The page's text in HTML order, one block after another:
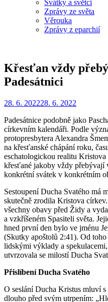
Svátky a světci
Zprávy ze světa
Věrouka
Zprávy z eparchií
Křesťan vždy
Padesátnici
Autor Redakce
Zveřejněno
28. 6. 202228. 6. 2022
Padesátnice podobně jako
církevním kalendáři. Podle
protopresbytera Alexandra
na křesťanské chápání roku,
eschatologickou realitu
křesťané jakoby vždy přebývají
konkrétní svátek v konkrétním
Sestoupení Ducha Svatého má
skutečně zrodila Kristova
všechny obavy před Židy a
a vzkříšeném Spasiteli světa.
hned první den bylo ve jménu
(Skutky apoštolů 2:41). Od
lidskými výklady a
utvrzovala se milostí Ducha
Přislíbení Ducha Svatého
O seslání Ducha Kristus mluví
dlouho před svým utrpením: